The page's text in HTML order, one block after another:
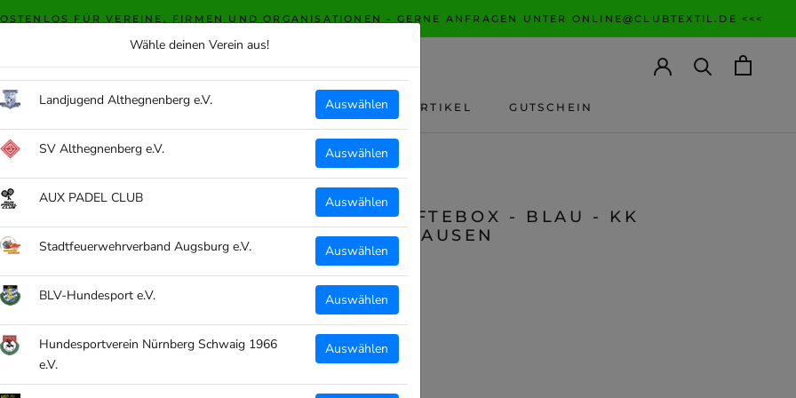
FÜR VEREINE, FIRMEN UND ORGANISATIONEN - GERNE ANFRAGEN UNTER ONLINE@CLUBTEXTIL.DE <<<
HOSEN UNTERWÄSCHE ACCESSOIRES
FANARTIKEL
GUTSCHEIN
Wähle deinen Verein aus!
Landjugend Althegnenberg e.V. Auswählen
SV Althegnenberg e.V. Auswählen
AUX PADEL CLUB Auswählen
Stadtfeuerwehrverband Augsburg e.V. Auswählen
BLV-Hundesport e.V. Auswählen
Hundesportverein Nürnberg Schwaig 1966
e.V.
Auswählen
CT STIFTEBOX - BLAU - KK
HARTHAUSEN
€9,95
inkl. MwSt
Größe: